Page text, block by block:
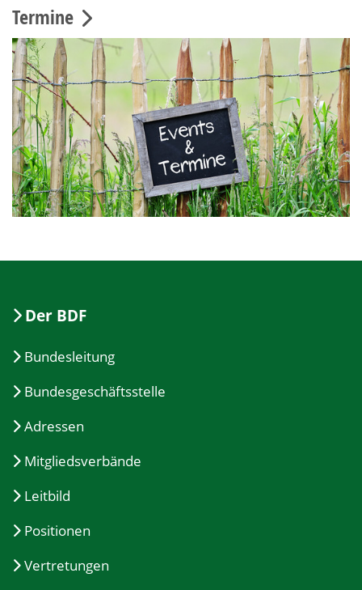
Termine
Der BDF
Bundesleitung
Bundesgeschäftsstelle
Adressen
Mitgliedsverbände
Leitbild
Positionen
Vertretungen